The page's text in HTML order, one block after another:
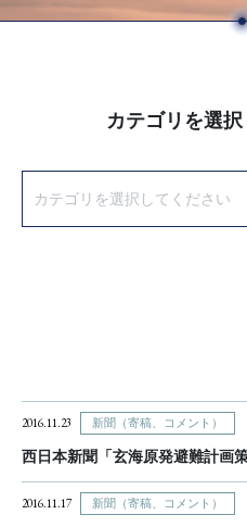
カテゴリを選択
2016.11.23 新聞（寄稿、コメント）
西日本新聞「玄海原発避難計画
2016.11.17 新聞（寄稿、コメント）